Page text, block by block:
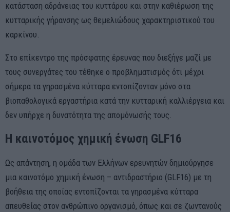
κατάσταση αδράνειας του κυττάρου και στην καθιέρωση της
κυτταρικής γήρανσης ως θεμελιώδους χαρακτηριστικού του
καρκίνου.
Στο επίκεντρο της πρόσφατης έρευνας που διεξήγε μαζί με
τους συνεργάτες του τέθηκε ο προβληματισμός ότι μέχρι
σήμερα τα γηρασμένα κύτταρα εντοπίζονταν μόνο στα
βιοπαθολογικά εργαστήρια κατά την κυτταρική καλλιέργεια και
δεν υπήρχε η δυνατότητα της απομόνωσής τους.
Η καινοτόμος χημική ένωση GLF16
Ως απάντηση, η ομάδα των Ελλήνων ερευνητών δημιούργησε
μια καινοτόμο χημική ένωση – αντιδραστήριο (GLF16) με τη
βοήθεια της οποίας εντοπίζονται τα γηρασμένα κύτταρα
απευθείας στον ανθρώπινο οργανισμό, όπως και σε ζωντανούς